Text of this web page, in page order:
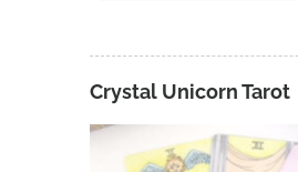
Crystal Unicorn Tarot